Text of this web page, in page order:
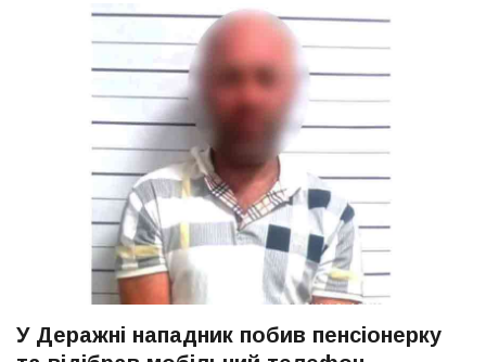
У Деражні нападник побив пенсіонерку